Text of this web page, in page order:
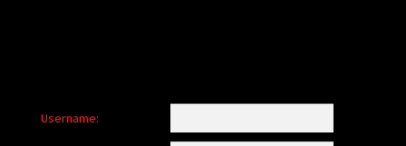
Username: